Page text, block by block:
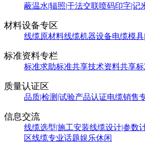
蔽温水|辐照|干法交联喷码印字|记
材料设备专区
线缆原材料线缆机器设备电缆模
标准资料专栏
标准求助标准共享技术资料共享
质量认证区
品质|检测|试验产品认证电缆销售
信息交流
线缆选型|施工安装线缆设计|参数
区线缆专业话题娱乐休闲